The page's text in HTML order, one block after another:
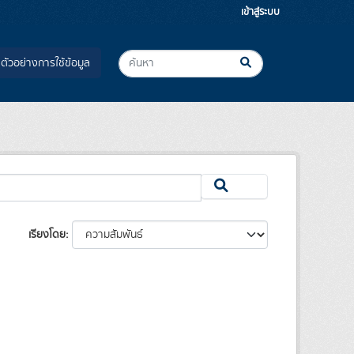
เข้าสู่ระบบ
ตัวอย่างการใช้ข้อมูล
เรียงโดย